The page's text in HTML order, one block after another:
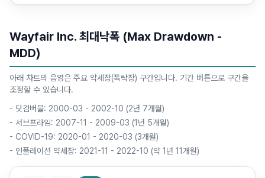
Wayfair Inc. 최대낙폭 (Max Drawdown -
MDD)
아래 차트의 음영은 주요 약세장(폭락장) 구간입니다. 기간 버튼으로 구간을
조정할 수 있습니다.
- 닷컴버블: 2000-03 - 2002-10 (2년 7개월)
- 서브프라임: 2007-11 - 2009-03 (1년 5개월)
- COVID-19: 2020-01 - 2020-03 (3개월)
- 인플레이션 약세장: 2021-11 - 2022-10 (약 1년 11개월)